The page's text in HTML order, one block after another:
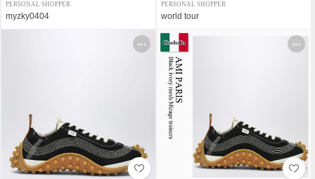
PERSONAL SHOPPER
myzky0404
PERSONAL SHOPPER
world tour